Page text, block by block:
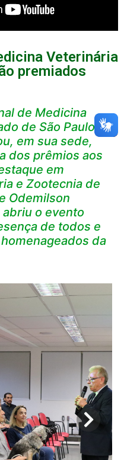
Veterinária
premiados
de Medicina
de São Paulo
em sua sede,
dos prêmios aos
em
e Zootecnia de
Odemilson
o evento
de todos e
da